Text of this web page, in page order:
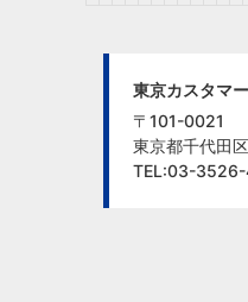
東京カスタマ
〒101-0021
東京都千代田
TEL:03-